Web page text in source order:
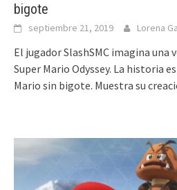
bigote
septiembre 21, 2019 Lorena
El jugador SlashSMC imagina una
Super Mario Odyssey. La historia
Mario sin bigote. Muestra su